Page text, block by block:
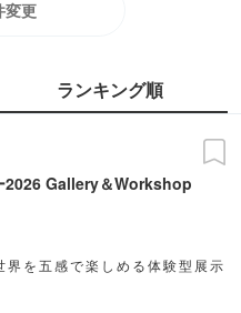
変更
ランキング順
2026 Gallery＆Workshop
界を五感で楽しめる体験型展示